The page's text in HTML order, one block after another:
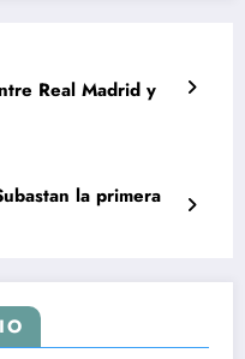
Real Madrid y
la primera